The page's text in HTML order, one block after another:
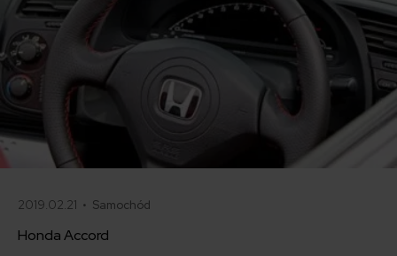
2019.02.21 • Samochód
Honda Accord